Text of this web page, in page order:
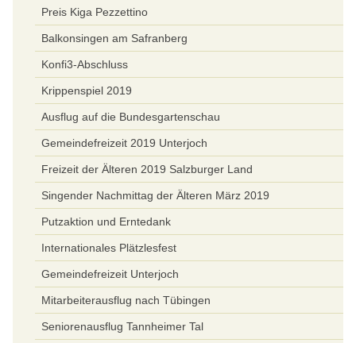
Preis Kiga Pezzettino
Balkonsingen am Safranberg
Konfi3-Abschluss
Krippenspiel 2019
Ausflug auf die Bundesgartenschau
Gemeindefreizeit 2019 Unterjoch
Freizeit der Älteren 2019 Salzburger Land
Singender Nachmittag der Älteren März 2019
Putzaktion und Erntedank
Internationales Plätzlesfest
Gemeindefreizeit Unterjoch
Mitarbeiterausflug nach Tübingen
Seniorenausflug Tannheimer Tal